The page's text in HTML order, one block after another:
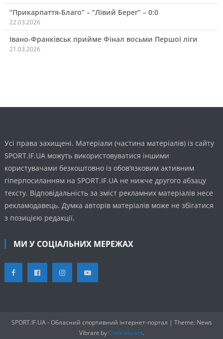
“Прикарпаття-Благо” – “Лівий Берег” – 0:0
22.03.2026
Івано-Франківськ прийме Фінал восьми Першої ліги
21.03.2026
Усі права захищені. Матеріали (частина матеріалів) із сайту
SPORT.IF.UA можуть використовуватися іншими
користувачами безкоштовно із обов’язковим активним
гіперпосиланням на SPORT.IF.UA не нижче другого абзацу
тексту. Відповідальність за зміст рекламних матеріалів несе
рекламодавець. Думка авторів матеріалів може не збігатися
з позицією редакції.
МИ У СОЦІАЛЬНИХ МЕРЕЖАХ
SPORT.IF.UA - Обласний спортивний інтернет-портал | Theme: News
Vibrant byCodeVibrant.